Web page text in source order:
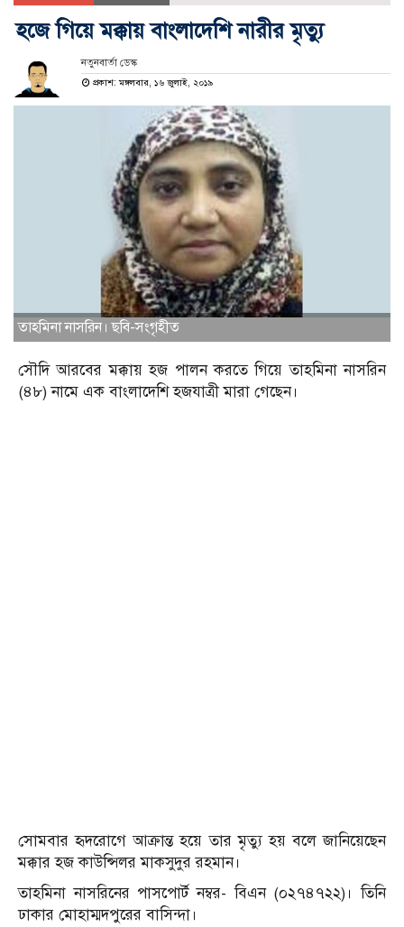
হজে গিয়ে মক্কায় বাংলাদেশি নারীর মৃত্যু
নতুনবার্তা ডেস্ক
প্রকাশ: মঙ্গলবার, ১৬ জুলাই, ২০১৯
তাহমিনা নাসরিন। ছবি-সংগৃহীত
সৌদি আরবের মক্কায় হজ পালন করতে গিয়ে তাহমিনা নাসরিন
(৪৮) নামে এক বাংলাদেশি হজযাত্রী মারা গেছেন।
সোমবার হৃদরোগে আক্রান্ত হয়ে তার মৃত্যু হয় বলে জানিয়েছেন
মক্কার হজ কাউন্সিলর মাকসুদুর রহমান।
তাহমিনা নাসরিনের পাসপোর্ট নম্বর- বিএন (০২৭৪৭২২)। তিনি
ঢাকার মোহাম্মদপুরের বাসিন্দা।